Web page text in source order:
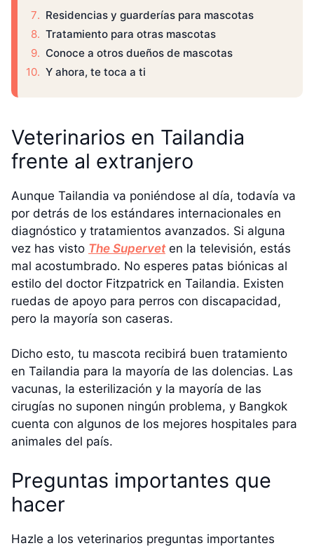
Residencias y guarderías para mascotas
Tratamiento para otras mascotas
Conoce a otros dueños de mascotas
Y ahora, te toca a ti
Veterinarios en Tailandia
frente al extranjero
Aunque Tailandia va poniéndose al día, todavía va
por detrás de los estándares internacionales en
diagnóstico y tratamientos avanzados. Si alguna
vez has visto The Superveten la televisión, estás
mal acostumbrado. No esperes patas biónicas al
estilo del doctor Fitzpatrick en Tailandia. Existen
ruedas de apoyo para perros con discapacidad,
pero la mayoría son caseras.
Dicho esto, tu mascota recibirá buen tratamiento
en Tailandia para la mayoría de las dolencias. Las
vacunas, la esterilización y la mayoría de las
cirugías no suponen ningún problema, y Bangkok
cuenta con algunos de los mejores hospitales para
animales del país.
Preguntas importantes que
hacer
Hazle a los veterinarios preguntas importantes